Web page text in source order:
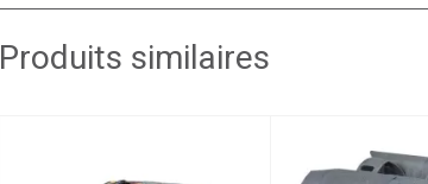
Produits similaires